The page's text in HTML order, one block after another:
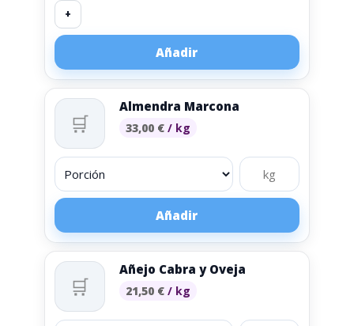
+
Añadir
🛒
Almendra Marcona
33,00 € / kg
Añadir
🛒
Añejo Cabra y Oveja
21,50 € / kg